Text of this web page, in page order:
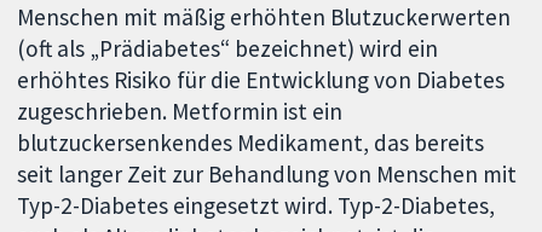
Menschen mit mäßig erhöhten Blutzuckerwerten
(oft als „Prädiabetes“ bezeichnet) wird ein
erhöhtes Risiko für die Entwicklung von Diabetes
zugeschrieben. Metformin ist ein
blutzuckersenkendes Medikament, das bereits
seit langer Zeit zur Behandlung von Menschen mit
Typ-2-Diabetes eingesetzt wird. Typ-2-Diabetes,